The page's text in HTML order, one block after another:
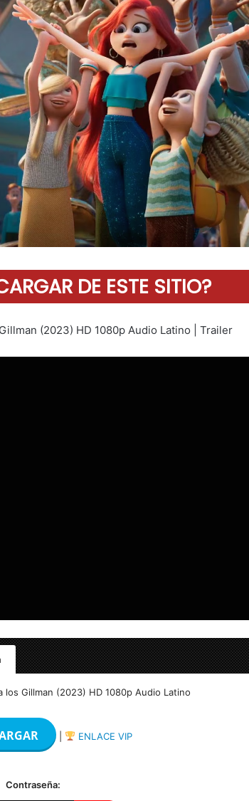
DE ESTE SITIO?
(2023) HD 1080p Audio Latino | Trailer
los Gillman (2023) HD 1080p Audio Latino
ENLACE VIP
Contraseña: